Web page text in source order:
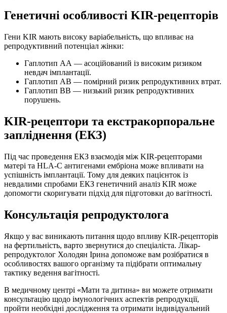
Генетичні особливості KIR-рецепторів
Гени KIR мають високу варіабельність, що впливає на
репродуктивний потенціал жінки:
Гаплотип АА — асоційований із високим ризиком
невдач імплантації.
Гаплотип АВ — помірний ризик репродуктивних втрат.
Гаплотип ВВ — низький ризик репродуктивних
порушень.
KIR-рецептори та екстракорпоральне
запліднення (ЕКЗ)
Під час проведення ЕКЗ взаємодія між KIR-рецепторами
матері та HLA-C антигенами ембріона може впливати на
успішність імплантації. Тому для деяких пацієнток із
невдалими спробами ЕКЗ генетичний аналіз KIR може
допомогти скоригувати підхід для підготовки до вагітності.
Консультація репродуктолога
Якщо у вас виникають питання щодо впливу KIR-рецепторів
на фертильність, варто звернутися до спеціаліста. Лікар-
репродуктолог Холодян Ірина допоможе вам розібратися в
особливостях вашого організму та підібрати оптимальну
тактику ведення вагітності.
В медичному центрі «Мати та дитина» ви можете отримати
консультацію щодо імунологічних аспектів репродукції,
пройти необхідні дослідження та отримати індивідуальний